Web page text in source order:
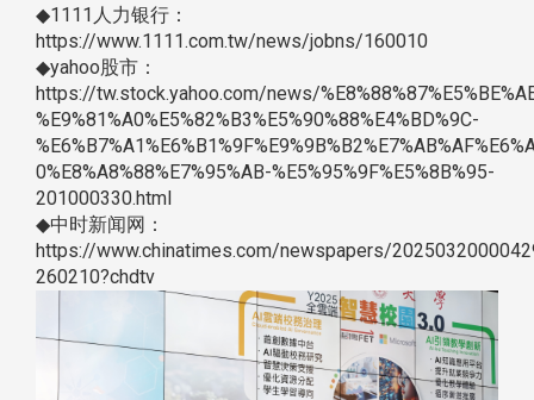
◆1111人力银行：
https://www.1111.com.tw/news/jobns/160010
◆yahoo股市：
https://tw.stock.yahoo.com/news/
%E9%81%A0%E5%82%B3%E5%90%88%E4%BD%9C-
0%E8%A8%88%E7%95%AB-%E5%95%9F%E5%8B%95-
201000330.html
◆中时新闻网：
https://www.chinatimes.com/newspapers/
260210?chdtv